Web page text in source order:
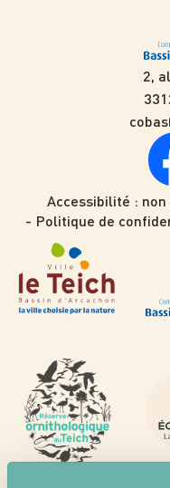
2,
Accessibilité :
Politique de